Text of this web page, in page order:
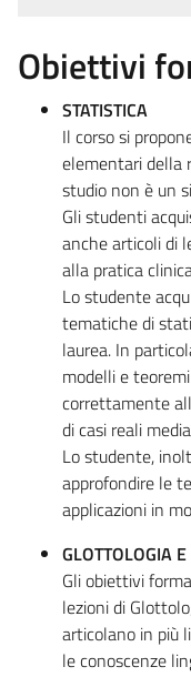
Obiettivi
STATISTICA
Il corso si
elementari della
studio non è un
Gli studenti
anche articoli di
alla pratica
Lo studente
tematiche di
laurea. In
modelli e
correttamente
di casi reali
Lo studente,
approfondire le
applicazioni in
GLOTTOLOGIA
Gli obiettivi
lezioni di
articolano in più
le conoscenze